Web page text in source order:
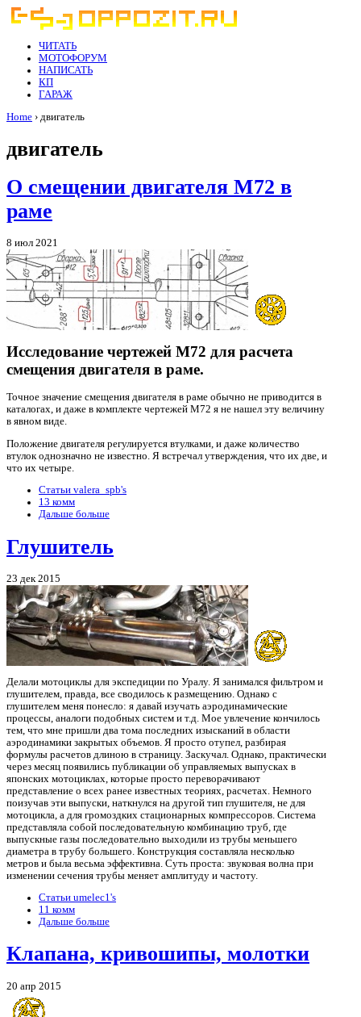
ЧИТАТЬ
МОТОФОРУМ
НАПИСАТЬ
КП
ГАРАЖ
Home › двигатель
двигатель
О смещении двигателя М72 в
раме
8 июл 2021
Исследование чертежей М72 для расчета
смещения двигателя в раме.
Точное значение смещения двигателя в раме обычно не приводится в
каталогах, и даже в комплекте чертежей М72 я не нашел эту величину
в явном виде.
Положение двигателя регулируется втулками, и даже количество
втулок однозначно не известно. Я встречал утверждения, что их две, и
что их четыре.
Статьи valera_spb's
13 комм
Дальше больше
Глушитель
23 дек 2015
Делали мотоциклы для экспедиции по Уралу. Я занимался фильтром и
глушителем, правда, все сводилось к размещению. Однако с
глушителем меня понесло: я давай изучать аэродинамические
процессы, аналоги подобных систем и т.д. Мое увлечение кончилось
тем, что мне пришли два тома последних изысканий в области
аэродинамики закрытых объемов. Я просто отупел, разбирая
формулы расчетов длиною в страницу. Заскучал. Однако, практически
через месяц появились публикации об управляемых выпусках в
японских мотоциклах, которые просто переворачивают
представление о всех ранее известных теориях, расчетах. Немного
поизучав эти выпуски, наткнулся на другой тип глушителя, не для
мотоцикла, а для громоздких стационарных компрессоров. Система
представляла собой последовательную комбинацию труб, где
выпускные газы последовательно выходили из трубы меньшего
диаметра в трубу большего. Конструкция составляла несколько
метров и была весьма эффективна. Суть проста: звуковая волна при
изменении сечения трубы меняет амплитуду и частоту.
Статьи umelec1's
11 комм
Дальше больше
Клапана, кривошипы, молотки
20 апр 2015